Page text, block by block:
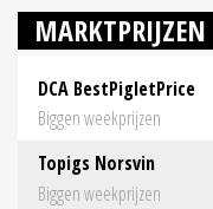
MARKTPRIJZEN
DCA BestPigletPrice
Biggen weekprijzen
Topigs Norsvin
Biggen weekprijzen